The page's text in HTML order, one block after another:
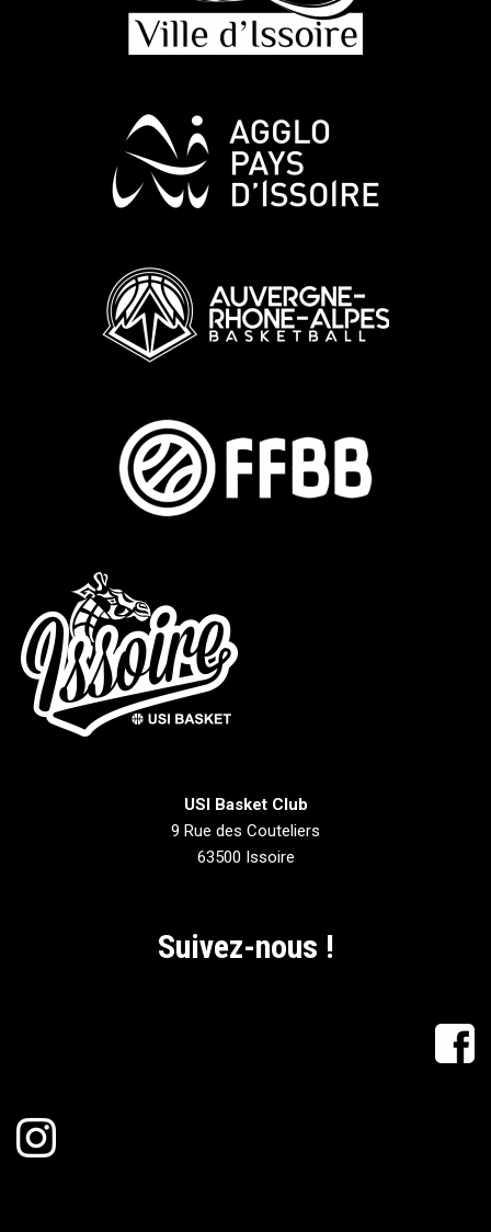
USI Basket Club
9 Rue des Couteliers
63500 Issoire
Suivez-nous !